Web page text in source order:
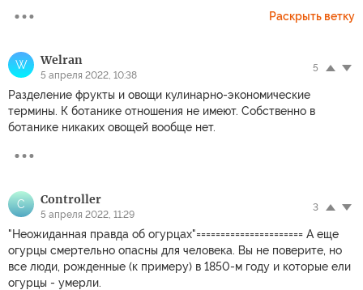
Раскрыть ветку
W Welran
5 апреля 2022, 10:38
5
Разделение фрукты и овощи кулинарно-экономические
термины. К ботанике отношения не имеют. Собственно в
ботанике никаких овощей вообще нет.
C Controller
5 апреля 2022, 11:29
3
"Неожиданная правда об огурцах"====================== А еще
огурцы смертельно опасны для человека. Вы не поверите, но
все люди, рожденные (к примеру) в 1850-м году и которые ели
огурцы - умерли.